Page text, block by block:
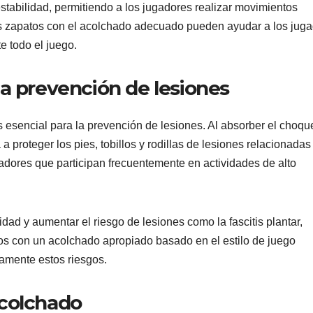
permitiendo a los jugadores realizar movimientos
con el acolchado adecuado pueden ayudar a los
todo el juego.
prevención de lesiones
esencial para la prevención de lesiones. Al absorber el
proteger los pies, tobillos y rodillas de lesiones relacionadas
que participan frecuentemente en actividades de alto
y aumentar el riesgo de lesiones como la fascitis plantar,
con un acolchado apropiado basado en el estilo de juego
estos riesgos.